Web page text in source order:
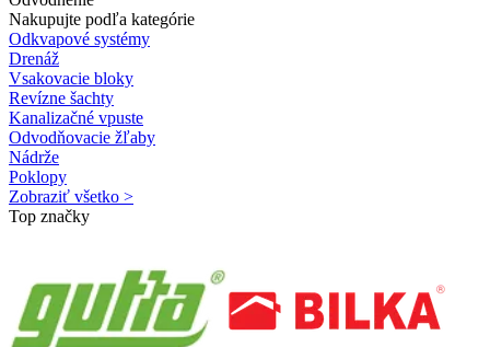
Nakupujte podľa kategórie
Odkvapové systémy
Drenáž
Vsakovacie bloky
Revízne šachty
Kanalizačné vpuste
Odvodňovacie žľaby
Nádrže
Poklopy
Zobraziť všetko >
Top značky